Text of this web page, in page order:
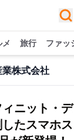
メ 旅行 ファッ
株式会社
ニット・デ
たスマホ